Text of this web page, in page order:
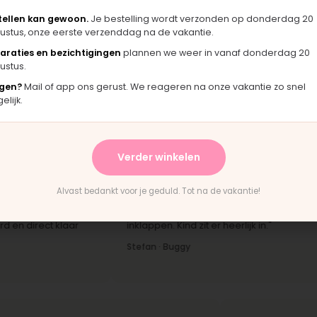
de
op afspraak.
De
klaar
★★★★★
inklappen. Kind zit er heerlijk in."
Stefan · Buggy
kan gewoon. Je bestelling wordt verzonden op donderdag 20
onze eerste verzenddag na de vakantie.
en bezichtigingen plannen we weer in vanaf donderdag 20
Mail of app ons gerust. We reageren na onze vakantie zo snel
Verder winkelen
Alvast bedankt voor je geduld. Tot na de vakantie!